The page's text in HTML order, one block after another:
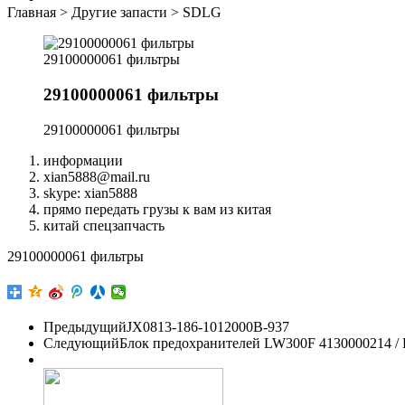
Главная > Другие запасти > SDLG
29100000061 фильтры
29100000061 фильтры
29100000061 фильтры
информации
xian5888@mail.ru
skype: xian5888
прямо передать грузы к вам из китая
китай спецзапчасть
29100000061 фильтры
ПредыдущийJX0813-186-1012000B-937
СледующийБлок предохранителей LW300F 4130000214